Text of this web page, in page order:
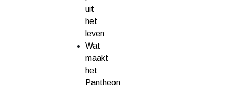
uit
het
leven
Wat
maakt
het
Pantheon